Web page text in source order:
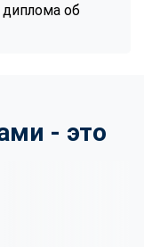
об
- это